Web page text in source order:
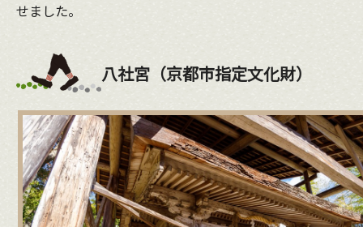
せました。
八社宮（京都市指定文化財）